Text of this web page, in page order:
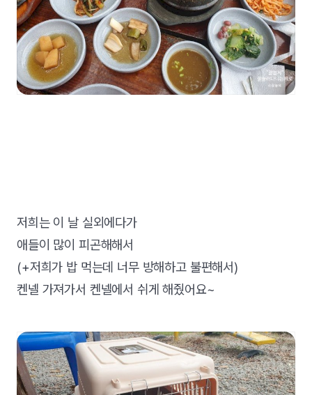
저희는 이 날 실외에다가
애들이 많이 피곤해해서
(+저희가 밥 먹는데 너무 방해하고 불편해서)
켄넬 가져가서 켄넬에서 쉬게 해줬어요~